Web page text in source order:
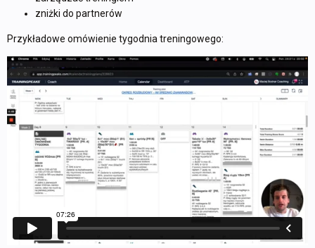
zniżki do partnerów
Przykładowe omówienie tygodnia treningowego: